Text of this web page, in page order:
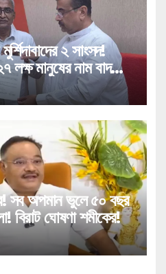
২ সাংসদ!
লক্ষ মানুষের নাম বাদ
সব অপমান ভুলে ৫০ বছর
বিরাট ঘোষণা শমীকের!